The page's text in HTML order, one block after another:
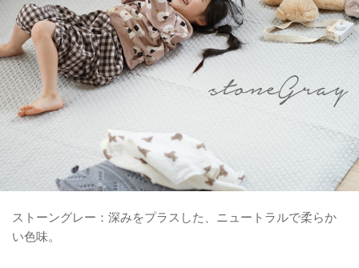
ストーングレー：深みをプラスした、ニュートラルで柔らか
い色味。